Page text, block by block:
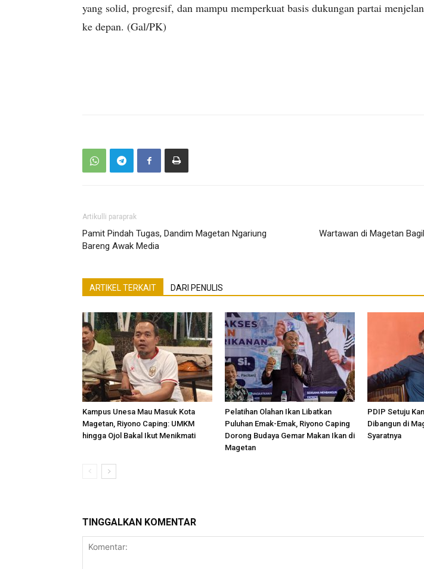
yang solid, progresif, dan mampu memperkuat basis dukungan partai
ke depan. (Gal/PK)
Artikulli paraprak
Pamit Pindah Tugas, Dandim Magetan Ngariung
Bareng Awak Media
Wartawan di Magetan
ARTIKEL TERKAIT DARI PENULIS
Kampus Unesa Mau Masuk Kota
Magetan, Riyono Caping: UMKM
hingga Ojol Bakal Ikut Menikmati
Pelatihan Olahan Ikan Libatkan
Puluhan Emak-Emak, Riyono Caping
Dorong Budaya Gemar Makan Ikan di
Magetan
PDIP Setuju
Dibangun di
Syaratnya
TINGGALKAN KOMENTAR